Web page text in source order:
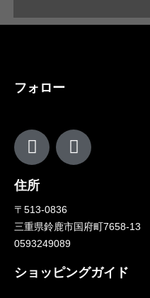
フォロー
住所
〒513-0836
三重県鈴鹿市国府町7658-13
0593249089
ショッピングガイド